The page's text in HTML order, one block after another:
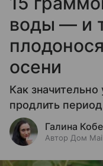
воды — и
осени
Как значительно
продлить
Галина
Автор Дом Mail